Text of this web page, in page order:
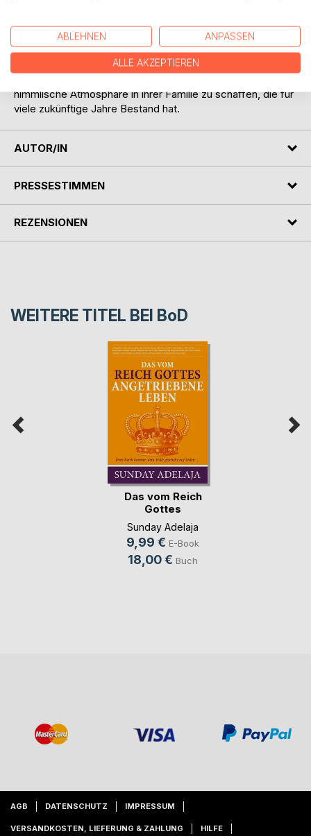
sein wollen. Es gibt auf dem Weg zu dieser Einheit jedoch
allerlei Hindernisse. Die Kenntnis der goldenen Regeln einer
glücklichen Familie wird sowohl denen helfen, die heiraten
himmlische Atmosphäre in ihrer Familie zu schaffen, die für
viele zukünftige Jahre Bestand hat.
AUTOR/IN
PRESSESTIMMEN
REZENSIONEN
WEITERE TITEL BEI BoD
Das vom Reich
Gottes
angetriebene Leben
Sunday Adelaja
9,99 € E-Book
18,00 € Buch
AGB DATENSCHUTZ IMPRESSUM
VERSANDKOSTEN, LIEFERUNG & ZAHLUNG HILFE
ABLEHNEN ANPASSEN
ALLE AKZEPTIEREN